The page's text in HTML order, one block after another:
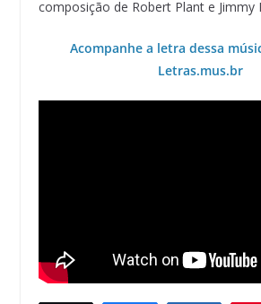
composição de Robert Plant e Jimmy
Acompanhe a letra dessa
Letras.mus.br